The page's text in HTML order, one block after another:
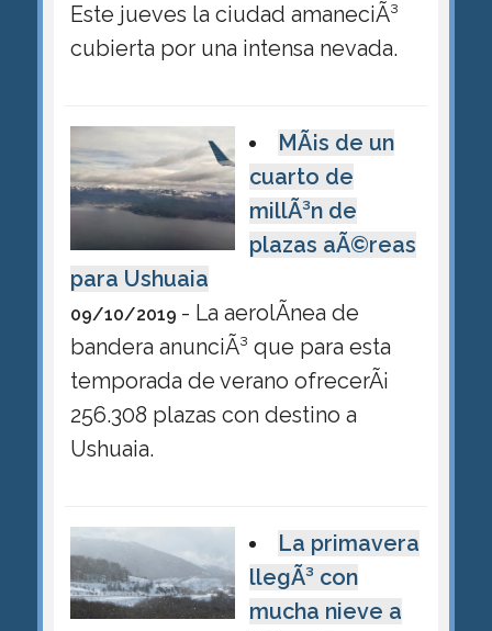
Este jueves la ciudad amaneciÃ³
cubierta por una intensa nevada.
MÃ¡s de un
cuarto de
millÃ³n de
plazas aÃ©reas
para Ushuaia
09/10/2019 - La aerolÃ­nea de
bandera anunciÃ³ que para esta
temporada de verano ofrecerÃ¡
256.308 plazas con destino a
Ushuaia.
La primavera
llegÃ³ con
mucha nieve a